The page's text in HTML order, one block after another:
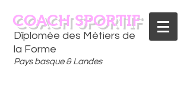
Dîplomée des Métiers de
la Forme
Pays basque & Landes
COACH SPORTIF